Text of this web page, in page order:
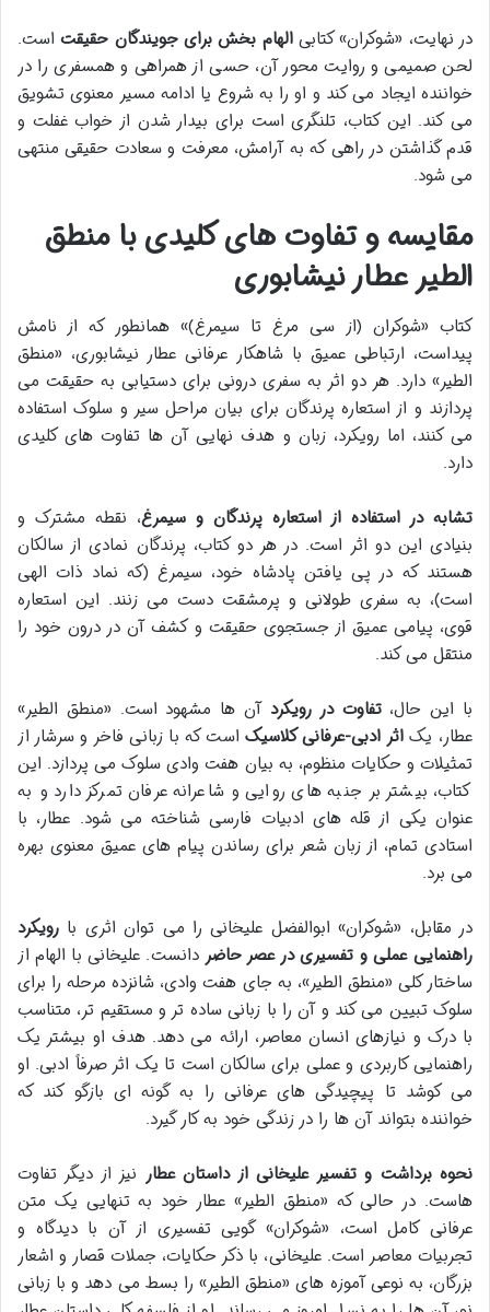
در نهایت، «شوکران» کتابیالهام بخش برای جویندگان حقیقتاست.
لحن صمیمی و روایت محور آن، حسی از همراهی و همسفری را در
خواننده ایجاد می کند و او را به شروع یا ادامه مسیر معنوی تشویق
می کند. این کتاب، تلنگری است برای بیدار شدن از خواب غفلت و
قدم گذاشتن در راهی که به آرامش، معرفت و سعادت حقیقی منتهی
می شود.
مقایسه و تفاوت های کلیدی با منطق
الطیر عطار نیشابوری
کتاب «شوکران (از سی مرغ تا سیمرغ)» همانطور که از نامش
پیداست، ارتباطی عمیق با شاهکار عرفانی عطار نیشابوری، «منطق
الطیر» دارد. هر دو اثر به سفری درونی برای دستیابی به حقیقت می
پردازند و از استعاره پرندگان برای بیان مراحل سیر و سلوک استفاده
می کنند، اما رویکرد، زبان و هدف نهایی آن ها تفاوت های کلیدی
دارد.
تشابه در استفاده از استعاره پرندگان و سیمرغ، نقطه مشترک و
بنیادی این دو اثر است. در هر دو کتاب، پرندگان نمادی از سالکان
هستند که در پی یافتن پادشاه خود، سیمرغ (که نماد ذات الهی
است)، به سفری طولانی و پرمشقت دست می زنند. این استعاره
قوی، پیامی عمیق از جستجوی حقیقت و کشف آن در درون خود را
منتقل می کند.
با این حال،تفاوت در رویکرد آن ها مشهود است. «منطق الطیر»
عطار، یکاثر ادبی-عرفانی کلاسیک است که با زبانی فاخر و سرشار از
تمثیلات و حکایات منظوم، به بیان هفت وادی سلوک می پردازد. این
کتاب، بیشتر بر جنبه های روایی و شاعرانه عرفان تمرکز دارد و به
عنوان یکی از قله های ادبیات فارسی شناخته می شود. عطار، با
استادی تمام، از زبان شعر برای رساندن پیام های عمیق معنوی بهره
می برد.
در مقابل، «شوکران» ابوالفضل علیخانی را می توان اثری با رویکرد
راهنمایی عملی و تفسیری در عصر حاضر دانست. علیخانی با الهام از
ساختار کلی «منطق الطیر»، به جای هفت وادی، شانزده مرحله را برای
سلوک تبیین می کند و آن را با زبانی ساده تر و مستقیم تر، متناسب
با درک و نیازهای انسان معاصر، ارائه می دهد. هدف او بیشتر یک
راهنمایی کاربردی و عملی برای سالکان است تا یک اثر صرفاً ادبی. او
می کوشد تا پیچیدگی های عرفانی را به گونه ای بازگو کند که
خواننده بتواند آن ها را در زندگی خود به کار گیرد.
نحوه برداشت و تفسیر علیخانی از داستان عطار نیز از دیگر تفاوت
هاست. در حالی که «منطق الطیر» عطار خود به تنهایی یک متن
عرفانی کامل است، «شوکران» گویی تفسیری از آن با دیدگاه و
تجربیات معاصر است. علیخانی، با ذکر حکایات، جملات قصار و اشعار
بزرگان، به نوعی آموزه های «منطق الطیر» را بسط می دهد و با زبانی